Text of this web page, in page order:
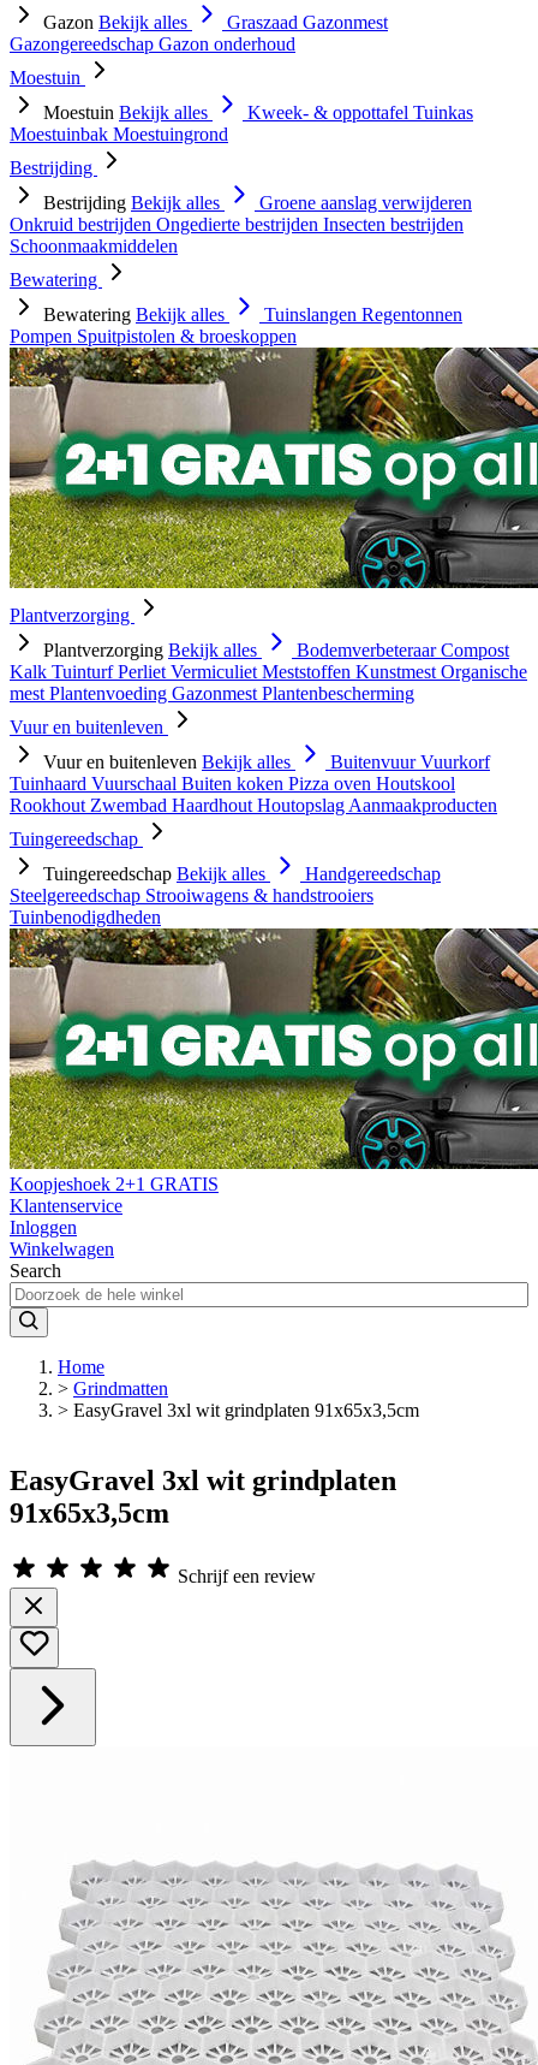
Gazon Bekijk alles Graszaad Gazonmest
Gazongereedschap Gazon onderhoud
Moestuin
Moestuin Bekijk alles Kweek- & oppottafel Tuinkas
Moestuinbak Moestuingrond
Bestrijding
Bestrijding Bekijk alles
Groene aanslag verwijderen
Onkruid bestrijden Ongedierte bestrijden Insecten bestrijden
Schoonmaakmiddelen
Bewatering
Bewatering Bekijk alles Tuinslangen Regentonnen
Pompen Spuitpistolen & broeskoppen
Plantverzorging
Plantverzorging Bekijk alles BodemverbeteraarCompost
Kalk TuinturfPerliet Vermiculiet Meststoffen Kunstmest Organische
mest Plantenvoeding Gazonmest Plantenbescherming
Vuur en buitenleven
Vuur en buitenleven Bekijk alles BuitenvuurVuurkorf
Tuinhaard Vuurschaal Buiten koken Pizza oven Houtskool
Rookhout Zwembad Haardhout Houtopslag Aanmaakproducten
Tuingereedschap
Tuingereedschap Bekijk alles
Handgereedschap
Steelgereedschap Strooiwagens & handstrooiers
Tuinbenodigdheden
Koopjeshoek 2+1 GRATIS
Klantenservice
Inloggen
Winkelwagen
Search
Home
> Grindmatten
> EasyGravel 3xl wit grindplaten 91x65x3,5cm
EasyGravel 3xl wit grindplaten
91x65x3,5cm
Schrijf een review